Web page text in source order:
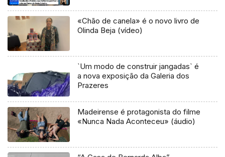
«Chão de canela» é o novo livro de
Olinda Beja (vídeo)
`Um modo de construir jangadas` é
a nova exposição da Galeria dos
Prazeres
Madeirense é protagonista do filme
«Nunca Nada Aconteceu» (áudio)